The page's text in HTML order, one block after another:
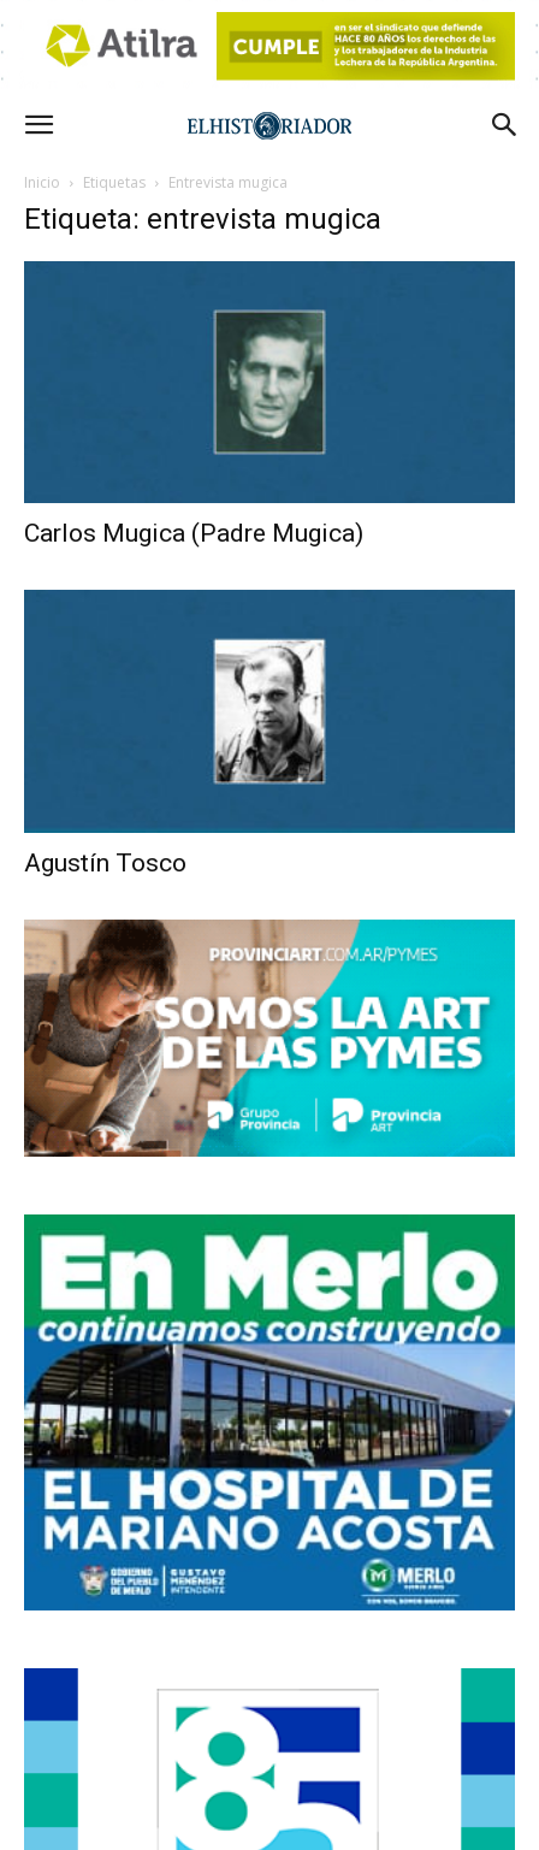
Inicio Etiquetas Entrevista mugica
Etiqueta: entrevista mugica
Carlos Mugica (Padre Mugica)
Agustín Tosco